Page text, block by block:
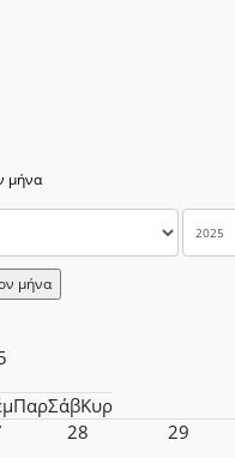
μήνα
μήνα
ΠαρΣάβΚυρ
28 29